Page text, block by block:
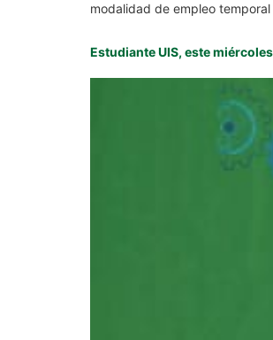
modalidad de empleo
Estudiante UIS, este